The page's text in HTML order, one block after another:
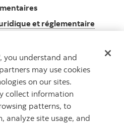
et réglementaire
est un nom commercial utilisé par
en commandite dont le commandité
la Banque Scotia.
you understand and
may use cookies
on our sites.
collect information
patterns, to
analyze site usage, and